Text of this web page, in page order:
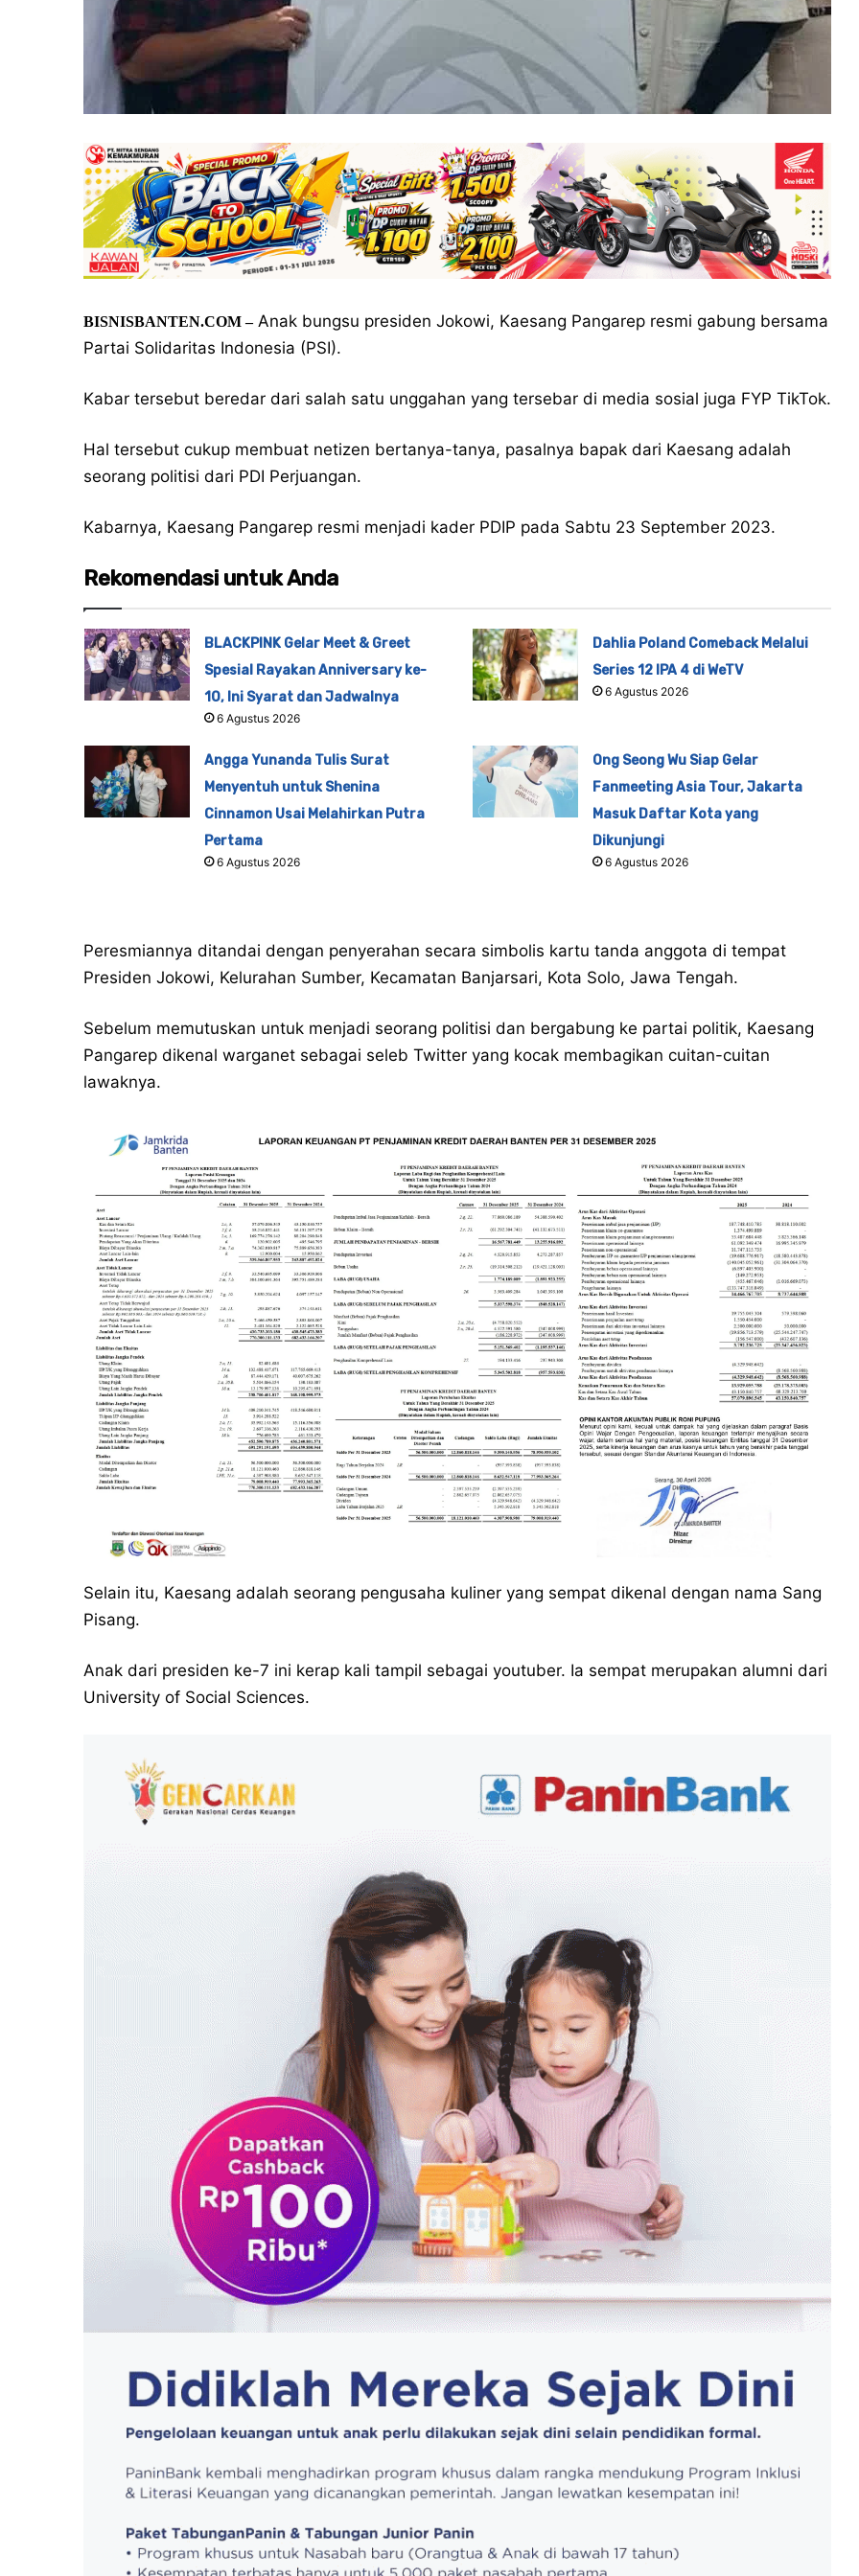
BISNISBANTEN.COM –Anak bungsu presiden Jokowi, Kaesang Pangarep resmi gabung bersama
Partai Solidaritas Indonesia (PSI).
Kabar tersebut beredar dari salah satu unggahan yang tersebar di media sosial juga FYP TikTok.
Hal tersebut cukup membuat netizen bertanya-tanya, pasalnya bapak dari Kaesang adalah
seorang politisi dari PDI Perjuangan.
Kabarnya, Kaesang Pangarep resmi menjadi kader PDIP pada Sabtu 23 September 2023.
Rekomendasi untuk Anda
BLACKPINK Gelar Meet & Greet
Spesial Rayakan Anniversary ke-
10, Ini Syarat dan Jadwalnya
6 Agustus 2026
Dahlia Poland Comeback Melalui
Series 12 IPA 4 di WeTV
6 Agustus 2026
Angga Yunanda Tulis Surat
Menyentuh untuk Shenina
Cinnamon Usai Melahirkan Putra
Pertama
6 Agustus 2026
Ong Seong Wu Siap Gelar
Fanmeeting Asia Tour, Jakarta
Masuk Daftar Kota yang
Dikunjungi
6 Agustus 2026
Peresmiannya ditandai dengan penyerahan secara simbolis kartu tanda anggota di tempat
Presiden Jokowi, Kelurahan Sumber, Kecamatan Banjarsari, Kota Solo, Jawa Tengah.
Sebelum memutuskan untuk menjadi seorang politisi dan bergabung ke partai politik, Kaesang
Pangarep dikenal warganet sebagai seleb Twitter yang kocak membagikan cuitan-cuitan
lawaknya.
Selain itu, Kaesang adalah seorang pengusaha kuliner yang sempat dikenal dengan nama Sang
Pisang.
Anak dari presiden ke-7 ini kerap kali tampil sebagai youtuber. Ia sempat merupakan alumni dari
University of Social Sciences.